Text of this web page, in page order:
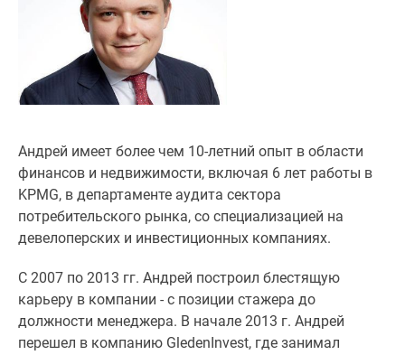
Специальные
Коммерческие
помещения
Продавцы
застройщики
Панорамы
новостроек
Видеообзор
новостроек
новостроек
Экология
Москвы
Андрей имеет более чем 10-летний опыт в области
финансов и недвижимости, включая 6 лет работы в
KPMG, в департаменте аудита сектора
потребительского рынка, со специализацией на
девелоперских и инвестиционных компаниях.
С 2007 по 2013 гг. Андрей построил блестящую
карьеру в компании - с позиции стажера до
должности менеджера. В начале 2013 г. Андрей
перешел в компанию GledenInvest, где занимал